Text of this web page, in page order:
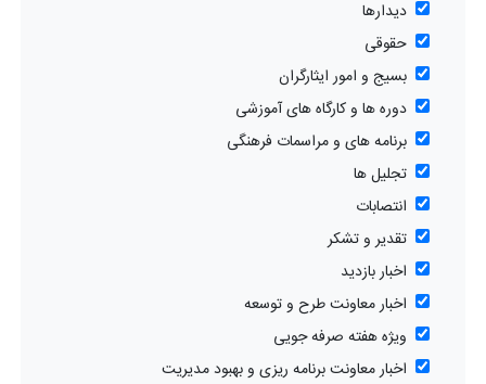
دیدارها
حقوقی
بسیج و امور ایثارگران
دوره ها و کارگاه های آموزشی
برنامه های و مراسمات فرهنگی
تجلیل ها
انتصابات
تقدیر و تشکر
اخبار بازدید
اخبار معاونت طرح و توسعه
ویژه هفته صرفه جویی
اخبار معاونت برنامه ریزی و بهبود مدیریت